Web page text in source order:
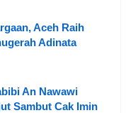
Aceh Raih
Adinata
An Nawawi
Sambut Cak Imin